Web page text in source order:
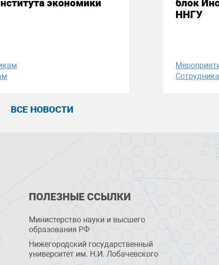
экономики
блок
ННГУ
ВСЕ НОВОСТИ
ПОЛЕЗНЫЕ ССЫЛКИ
Министерство науки и высшего
образования РФ
Нижегородский государственный
университет им. Н.И. Лобачевского